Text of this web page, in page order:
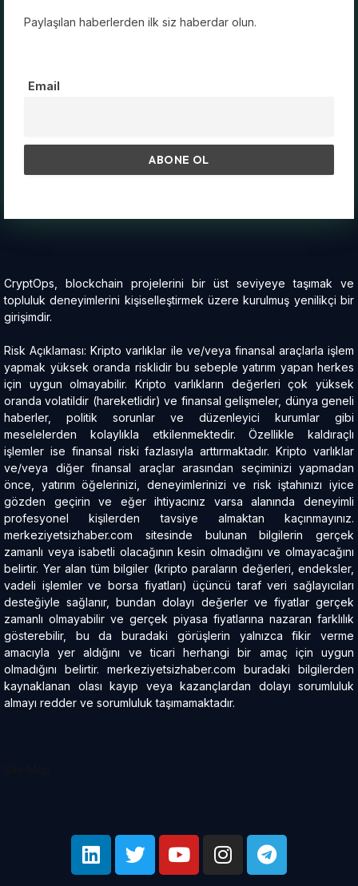
Paylaşılan haberlerden ilk siz haberdar olun.
Email
CryptOps, blockchain projelerini bir üst seviyeye taşımak ve
topluluk deneyimlerini kişiselleştirmek üzere kurulmuş yenilikçi bir
girişimdir.
Risk Açıklaması: Kripto varlıklar ile ve/veya finansal araçlarla işlem
yapmak yüksek oranda risklidir bu sebeple yatırım yapan herkes
için uygun olmayabilir. Kripto varlıkların değerleri çok yüksek
oranda volatildir (hareketlidir) ve finansal gelişmeler, dünya geneli
haberler, politik sorunlar ve düzenleyici kurumlar gibi
meselelerden kolaylıkla etkilenmektedir. Özellikle kaldıraçlı
işlemler ise finansal riski fazlasıyla arttırmaktadır. Kripto varlıklar
ve/veya diğer finansal araçlar arasından seçiminizi yapmadan
önce, yatırım öğelerinizi, deneyimlerinizi ve risk iştahınızı iyice
gözden geçirin ve eğer ihtiyacınız varsa alanında deneyimli
profesyonel kişilerden tavsiye almaktan kaçınmayınız.
merkeziyetsizhaber.com sitesinde bulunan bilgilerin gerçek
zamanlı veya isabetli olacağının kesin olmadığını ve olmayacağını
belirtir. Yer alan tüm bilgiler (kripto paraların değerleri, endeksler,
vadeli işlemler ve borsa fiyatları) üçüncü taraf veri sağlayıcıları
desteğiyle sağlanır, bundan dolayı değerler ve fiyatlar gerçek
zamanlı olmayabilir ve gerçek piyasa fiyatlarına nazaran farklılık
gösterebilir, bu da buradaki görüşlerin yalnızca fikir verme
amacıyla yer aldığını ve ticari herhangi bir amaç için uygun
olmadığını belirtir. merkeziyetsizhaber.com buradaki bilgilerden
kaynaklanan olası kayıp veya kazançlardan dolayı sorumluluk
almayı redder ve sorumluluk taşımamaktadır.